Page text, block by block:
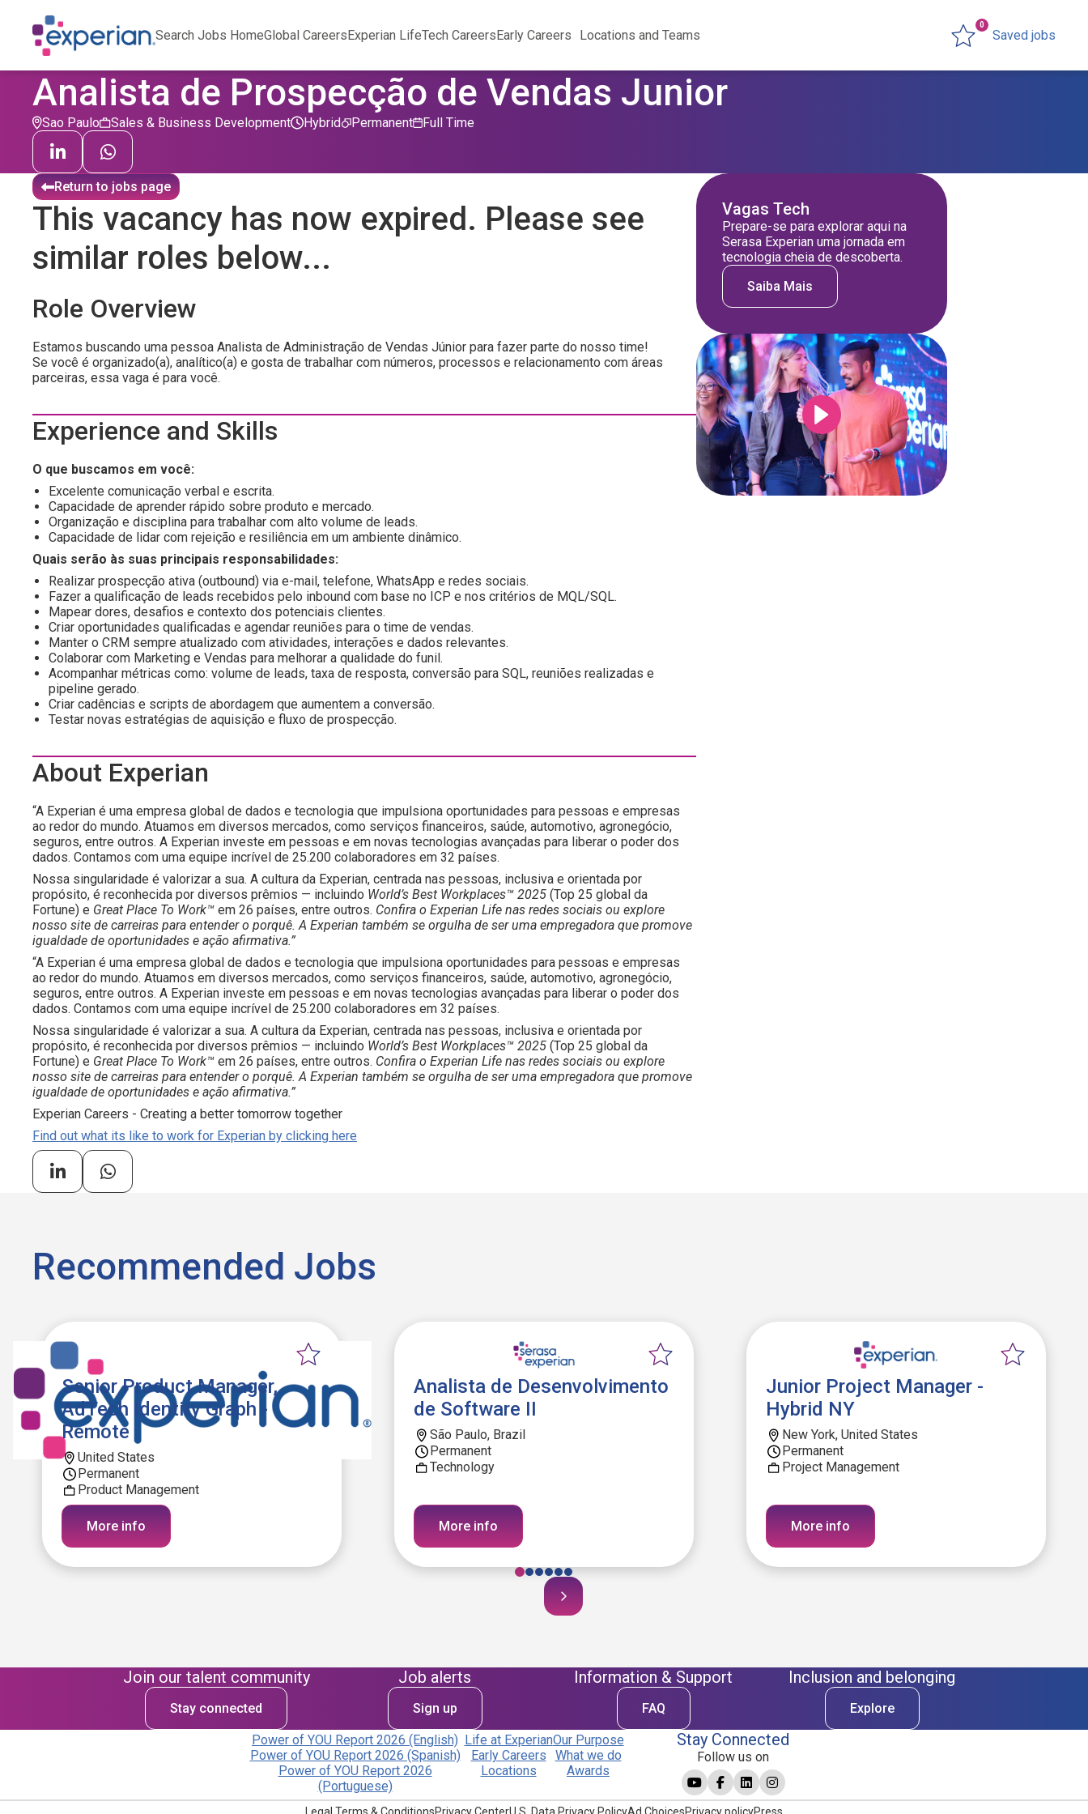
Search Jobs HomeGlobal CareersExperian LifeTech CareersEarly Careers Locations and Teams Saved jobs
0
Analista de Prospecção de Vendas Junior
Sao Paulo Sales & Business Development Permanent
Hybrid Full Time
Return to jobs page
This vacancy has now expired. Please see
similar roles below...
Role Overview
Estamos buscando uma pessoa Analista de Administração de Vendas Júnior para fazer parte do nosso time!
Se você é organizado(a), analítico(a) e gosta de trabalhar com números, processos e relacionamento com áreas
parceiras, essa vaga é para você.
Experience and Skills
O que buscamos em você:
Excelente comunicação verbal e escrita.
Capacidade de aprender rápido sobre produto e mercado.
Organização e disciplina para trabalhar com alto volume de leads.
Capacidade de lidar com rejeição e resiliência em um ambiente dinâmico.
Quais serão às suas principais responsabilidades:
Realizar prospecção ativa (outbound) via e-mail, telefone, WhatsApp e redes sociais.
Fazer a qualificação de leads recebidos pelo inbound com base no ICP e nos critérios de MQL/SQL.
Mapear dores, desafios e contexto dos potenciais clientes.
Criar oportunidades qualificadas e agendar reuniões para o time de vendas.
Manter o CRM sempre atualizado com atividades, interações e dados relevantes.
Colaborar com Marketing e Vendas para melhorar a qualidade do funil.
Acompanhar métricas como: volume de leads, taxa de resposta, conversão para SQL, reuniões realizadas e
pipeline gerado.
Criar cadências e scripts de abordagem que aumentem a conversão.
Testar novas estratégias de aquisição e fluxo de prospecção.
About Experian
“A Experian é uma empresa global de dados e tecnologia que impulsiona oportunidades para pessoas e empresas
ao redor do mundo. Atuamos em diversos mercados, como serviços financeiros, saúde, automotivo, agronegócio,
seguros, entre outros. A Experian investe em pessoas e em novas tecnologias avançadas para liberar o poder dos
dados. Contamos com uma equipe incrível de 25.200 colaboradores em 32 países.
Nossa singularidade é valorizar a sua. A cultura da Experian, centrada nas pessoas, inclusiva e orientada por
propósito, é reconhecida por diversos prêmios — incluindo World’s Best Workplaces™ 2025 (Top 25 global da
Fortune) e Great Place To Work™ em 26 países, entre outros. Confira o Experian Life nas redes sociais ou explore
nosso site de carreiras para entender o porquê. A Experian também se orgulha de ser uma empregadora que promove
igualdade de oportunidades e ação afirmativa.”
“A Experian é uma empresa global de dados e tecnologia que impulsiona oportunidades para pessoas e empresas
ao redor do mundo. Atuamos em diversos mercados, como serviços financeiros, saúde, automotivo, agronegócio,
seguros, entre outros. A Experian investe em pessoas e em novas tecnologias avançadas para liberar o poder dos
dados. Contamos com uma equipe incrível de 25.200 colaboradores em 32 países.
Nossa singularidade é valorizar a sua. A cultura da Experian, centrada nas pessoas, inclusiva e orientada por
propósito, é reconhecida por diversos prêmios — incluindo World’s Best Workplaces™ 2025 (Top 25 global da
Fortune) e Great Place To Work™ em 26 países, entre outros. Confira o Experian Life nas redes sociais ou explore
nosso site de carreiras para entender o porquê. A Experian também se orgulha de ser uma empregadora que promove
igualdade de oportunidades e ação afirmativa.”
Experian Careers - Creating a better tomorrow together
Find out what its like to work for Experian by clicking here
Vagas Tech
Prepare-se para explorar aqui na
Serasa Experian uma jornada em
tecnologia cheia de descoberta.
Saiba Mais
Recommended Jobs
Senior Product Manager,
AdTech Identity Graph -
Remote
United States
Permanent
Product Management
More info
Analista de Desenvolvimento
de Software II
São Paulo, Brazil
Permanent
Technology
More info
Junior Project Manager -
Hybrid NY
New York, United States
Permanent
Project Management
More info
Join our talent community
Stay connected
Job alerts
Sign up
Information & Support
FAQ
Inclusion and belonging
Explore
Power of YOU Report 2026 (English)
Power of YOU Report 2026 (Spanish)
Power of YOU Report 2026
(Portuguese)
Life at Experian
Early Careers
Locations
Our Purpose
What we do
Awards
Stay Connected
Follow us on